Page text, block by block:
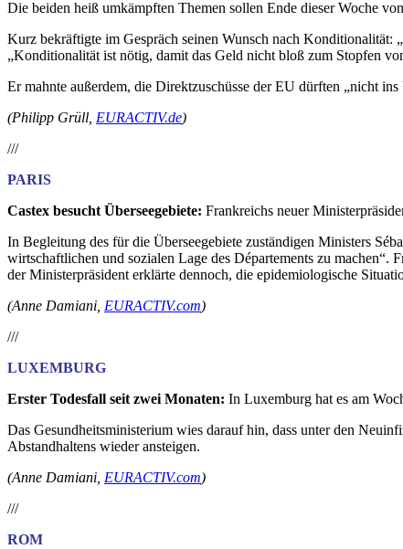
Die beiden heiß umkämpften Themen sollen Ende dieser Woche
Kurz bekräftigte im Gespräch seinen Wunsch nach Konditionalität:
„Konditionalität ist nötig, damit das Geld nicht bloß zum Stopfen
Er mahnte außerdem, die Direktzuschüsse der EU dürften „nicht ins
(Philipp Grüll, EURACTIV.de)
///
PARIS
Castex besucht Überseegebiete: Frankreichs neuer
In Begleitung des für die Überseegebiete zuständigen Ministers
wirtschaftlichen und sozialen Lage des Départements zu machen“.
der Ministerpräsident erklärte dennoch, die epidemiologische
(Anne Damiani, EURACTIV.com)
///
LUXEMBURG
Erster Todesfall seit zwei Monaten: In Luxemburg hat es am
Das Gesundheitsministerium wies darauf hin, dass unter den
Abstandhaltens wieder ansteigen.
(Anne Damiani, EURACTIV.com)
///
ROM